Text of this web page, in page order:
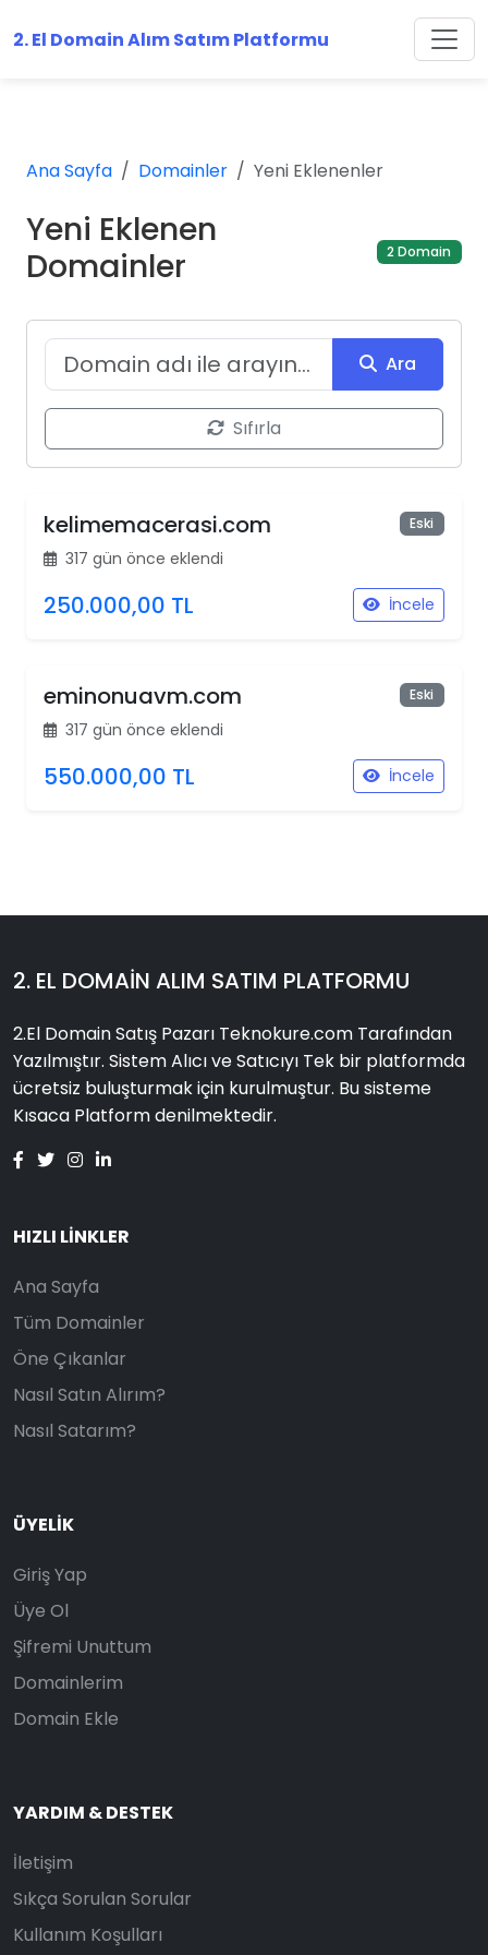
2. El Domain Alım Satım Platformu
Ana Sayfa Domainler Yeni Eklenenler
Yeni Eklenen
Domainler
2 Domain
Ara
Sıfırla
kelimemacerasi.com Eski
317 gün önce eklendi
250.000,00 TL İncele
eminonuavm.com Eski
317 gün önce eklendi
550.000,00 TL İncele
2. EL DOMAIN ALIM SATIM PLATFORMU
2.El Domain Satış Pazarı Teknokure.com Tarafından
Yazılmıştır. Sistem Alıcı ve Satıcıyı Tek bir platformda
ücretsiz buluşturmak için kurulmuştur. Bu sisteme
Kısaca Platform denilmektedir.
HIZLI LINKLER
Ana Sayfa
Tüm Domainler
Öne Çıkanlar
Nasıl Satın Alırım?
Nasıl Satarım?
ÜYELIK
Giriş Yap
Üye Ol
Şifremi Unuttum
Domainlerim
Domain Ekle
YARDIM & DESTEK
İletişim
Sıkça Sorulan Sorular
Kullanım Koşulları